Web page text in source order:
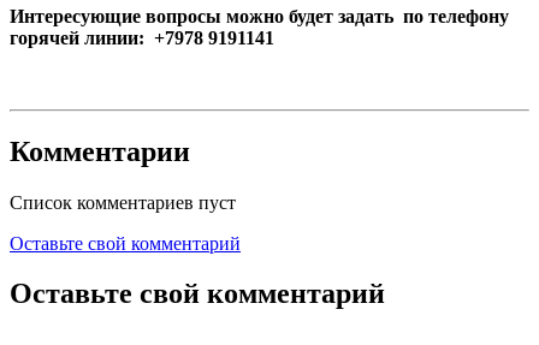
Интересующие вопросы можно будет задать по телефону
горячей линии: +7978 9191141
Комментарии
Список комментариев пуст
Оставьте свой комментарий
Оставьте свой комментарий